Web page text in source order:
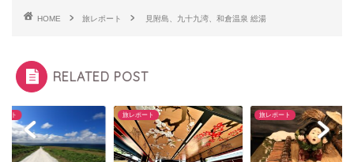
HOME 旅レポート 見附島、九十九湾、和倉温泉 総湯
RELATED POST
ート 旅レポート 旅レポート